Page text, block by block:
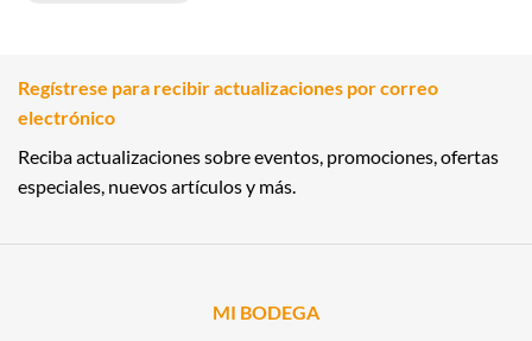
Regístrese para recibir actualizaciones por correo
electrónico
Reciba actualizaciones sobre eventos, promociones, ofertas
especiales, nuevos artículos y más.
MI BODEGA